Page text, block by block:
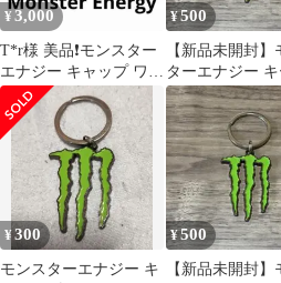
¥ 3,000
T*r様 美品❗️モンスター
エナジー キャップ ワー
クキャップ マルチカラ
ー ロ
¥500
【新品未開封】
ターエナジー キ
ダー ロゴ 非売
¥300
モンスターエナジー キ
¥500
【新品未開封】